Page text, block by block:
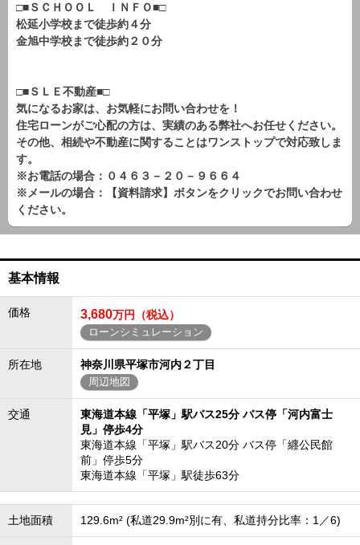
□■ＳＣＨＯＯＬ ＩＮＦＯ■□
松延小学校まで徒歩約４分
金旭中学校まで徒歩約２０分
□■ＳＬＥ不動産■□
気になるお家は、お気軽にお問い合わせを！
住宅ローンがご心配の方は、実績のある弊社へお任せください。
その他、相続や不動産に関することはワンストップで対応致しま
す。
※お電話の場合：０４６３－２０－９６６４
※メールの場合：【資料請求】ボタンをクリックでお問い合わせ
ください。
基本情報
価格 3,680万円（税込）
ローンシミュレーション
所在地 神奈川県平塚市河内２丁目
周辺地図
交通
東海道本線「平塚」駅バス25分 バス停「河内富士
見」停歩4分
東海道本線「平塚」駅バス20分 バス停「纒公民館
前」停歩5分
東海道本線「平塚」駅徒歩63分
土地面積 129.6m² (私道29.9m²別に有、私道持分比率：1／6)